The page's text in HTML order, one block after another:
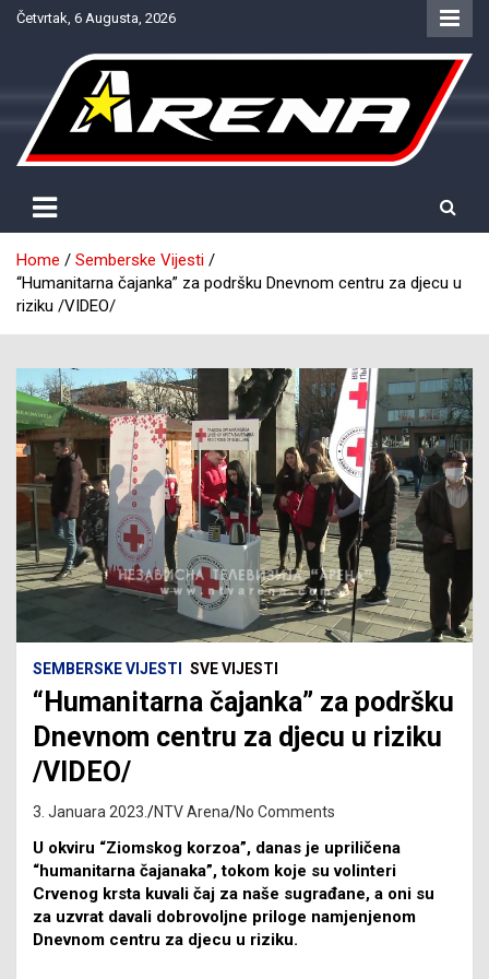
SkipČetvrtak, 6 Augusta, 2026
NTV Arena
Home
Semberske Vijesti
“Humanitarna čajanka” za podršku Dnevnom centru za djecu u
riziku /VIDEO/
SEMBERSKE VIJESTI SVE VIJESTI
“Humanitarna čajanka” za podršku
Dnevnom centru za djecu u riziku
/VIDEO/
3. Januara 2023. NTV Arena No Comments
U okviru “Ziomskog korzoa”, danas je upriličena
“humanitarna čajanaka”, tokom koje su volinteri
Crvenog krsta kuvali čaj za naše sugrađane, a oni su
za uzvrat davali dobrovoljne priloge namjenjenom
Dnevnom centru za djecu u riziku.